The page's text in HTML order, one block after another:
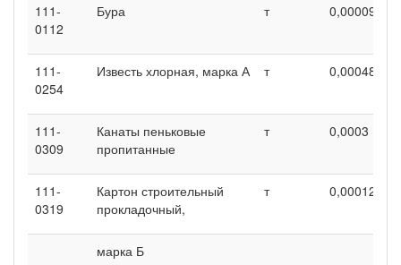
111-
0112
Бура т 0,00009
111-
0254
Известь хлорная, марка А т 0,00048
111-
0309
Канаты пеньковые
пропитанные
т 0,0003
111-
0319
Картон строительный
прокладочный,
т 0,00012
марка Б